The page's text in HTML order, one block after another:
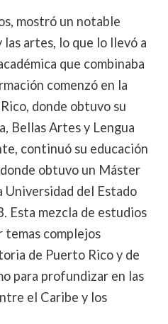
mostró un notable
artes, lo que lo llevó a
que combinaba
comenzó en la
donde obtuvo su
Bellas Artes y Lengua
continuó su educación
obtuvo un Máster
del Estado
Esta mezcla de estudios
temas complejos
de Puerto Rico y de
para profundizar en las
el Caribe y los